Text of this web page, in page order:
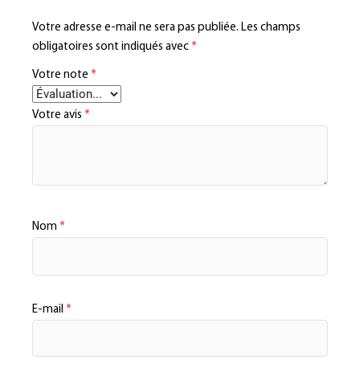
Votre adresse e-mail ne sera pas publiée. Les champs
obligatoires sont indiqués avec *
Votre note *
Votre avis *
Nom *
E-mail *